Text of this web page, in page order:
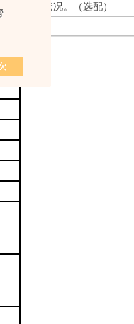
的变化状况。（选配）